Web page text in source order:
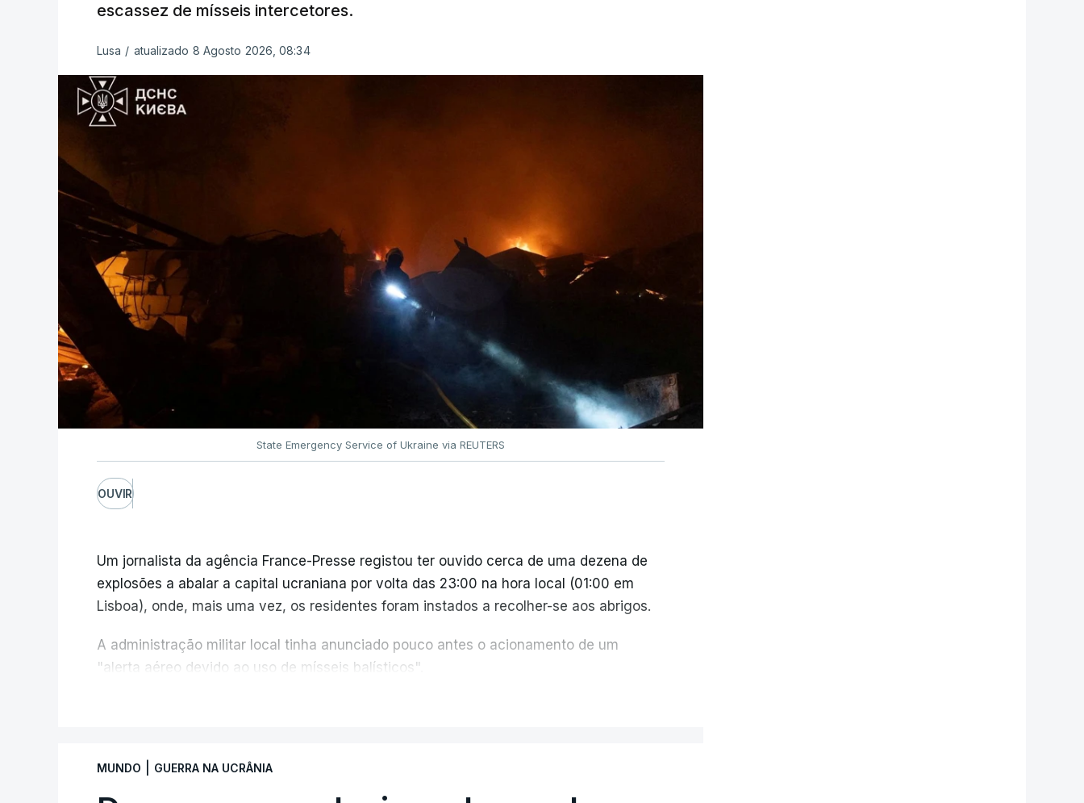
escassez de mísseis intercetores.
Lusa / atualizado 8 Agosto 2026, 08:34
State Emergency Service of Ukraine via REUTERS
OUVIR
Um jornalista da agência France-Presse registou ter ouvido cerca de uma dezena de
explosões a abalar a capital ucraniana por volta das 23:00 na hora local (01:00 em
Lisboa), onde, mais uma vez, os residentes foram instados a recolher-se aos abrigos.
A administração militar local tinha anunciado pouco antes o acionamento de um
"alerta aéreo devido ao uso de mísseis balísticos".
MUNDO GUERRA NA UCRÂNIA